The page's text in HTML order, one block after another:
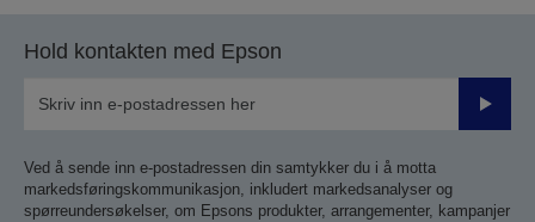
Hold kontakten med Epson
Send
Ved å sende inn e-postadressen din samtykker du i å motta
markedsføringskommunikasjon, inkludert markedsanalyser og
spørreundersøkelser, om Epsons produkter, arrangementer, kampanjer